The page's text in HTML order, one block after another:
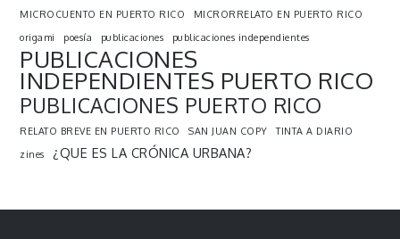
MICROCUENTO EN PUERTO RICO
MICRORRELATO EN PUERTO RICO
origami
poesía publicaciones publicaciones independientes
PUBLICACIONES
INDEPENDIENTES PUERTO RICO
PUBLICACIONES PUERTO RICO
RELATO BREVE EN PUERTO RICO SAN JUAN COPY
TINTA A DIARIO
zines
¿QUE ES LA CRÓNICA URBANA?